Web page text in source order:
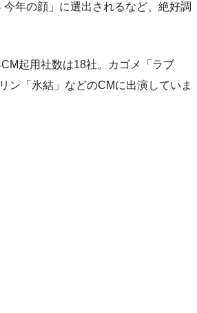
今年の顔」に選出されるなど、絶好調
起用社数は18社。カゴメ「ラブ
ン「氷結」などのCMに出演していま